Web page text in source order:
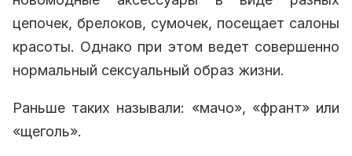
цепочек, брелоков, сумочек, посещает салоны
красоты. Однако при этом ведет совершенно
нормальный сексуальный образ жизни.
Раньше таких называли: «мачо», «франт» или
«щеголь».